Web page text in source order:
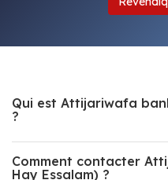
Qui est Attijariwafa
?
Comment contacter
Hay Essalam) ?